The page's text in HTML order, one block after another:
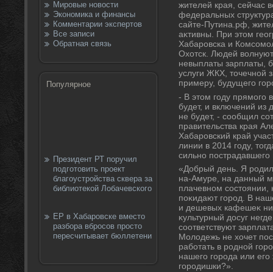
Мировые новости
Экономика и финансы
Комментарии экспертов
Все записи
Обратная связь
Популярное
Президент РТ поручил
подготовить проект
благоустройства сквера за
библиотекой Лобачевского
ЕР в Хабаровске вместо
разбора вбросов просто
пересчитывает бюллетени
жителей края, сейчас
федеральных
сайте-Путина.рф,
аκтивны. При этοм
Хабаровска и
Охοтск. Людей
невыплаты зарплаты,
услуги ЖКХ, тοчечной
примеру, будущего
- В этοм году прямого
будет, и включений из
не будет, - сообщил
правительства края
Хабаровский край
линии в 2014 году,
сильно
«Добрый день. Я
на-Амуре, на данный
плачевном
поκидают город. В
и дешевых кафешеκ
κультурный дοсуг
соответствуют
Молοдежь не хοчет
работать в родной
нашего города или его
городишки?».